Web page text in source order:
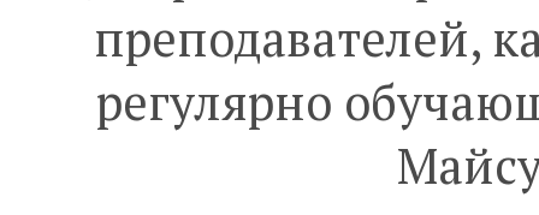
преподавателей,
регулярно